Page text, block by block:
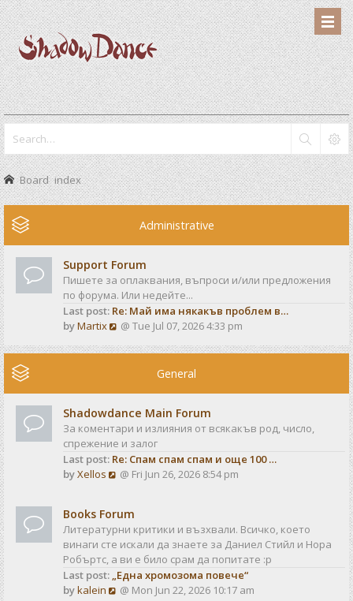
Board index
Administrative
Support Forum
Пишете за оплаквания, въпроси и/или предложения
по форума. Или недейте...
Last post: Re: Май има някакъв проблем в…
byMartix
V
e
e
l
a
t
e
p
o
s
@ Tue Jul 07, 2026 4:33 pm
General
Shadowdance Main Forum
За коментари и излияния от всякакъв род, число,
спрежение и залог
Last post: Re: Спам спам спам и още 100 …
byXellos
V
w
t
h
e
l
a
@ Fri Jun 26, 2026 8:54 pm
Books Forum
Литературни критики и възхвали. Всичко, което
винаги сте искали да знаете за Даниел Стийл и Нора
Робъртс, а ви е било срам да попитате :р
Last post: „Една хромозома повече“
bykalein
V@ Mon Jun 22, 2026 10:17 am